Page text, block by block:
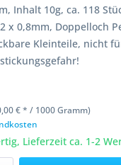
Inhalt 10g, ca. 118
x 0,8mm, Doppelloch
Kleinteile, nicht
€ * / 1000 Gramm)
Lieferzeit ca. 1-2